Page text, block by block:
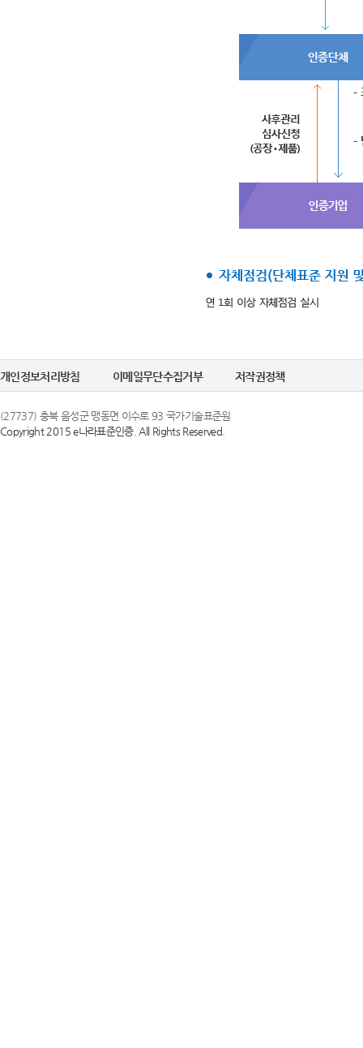
개인정보처리방침 이메일무단수집거부 저작권정책
(27737) 충북 음성군 맹동면 이수로 93 국가기술표준원
Copyright 2015 e나라표준인증. All Rights Reserved.